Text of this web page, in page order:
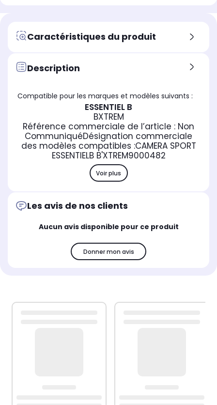
Caractéristiques du produit
Description
Compatible pour les marques et modèles suivants :
ESSENTIEL B
BXTREM
Référence commerciale de l’article : Non
CommuniquéDésignation commerciale
des modèles compatibles :CAMERA SPORT
ESSENTIELB B'XTREM9000482
Voir plus
Les avis de nos clients
Aucun avis disponible pour ce produit
Donner mon avis